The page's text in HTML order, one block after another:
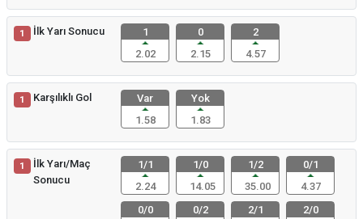
1 İlk Yarı Sonucu
1
2.02
0
2.15
2
4.57
1 Karşılıklı Gol
Var
1.58
Yok
1.83
1
İlk Yarı/Maç
Sonucu
1/1
2.24
1/0
14.05
1/2
35.00
0/1
4.37
0/0
0/2
2/1
2/0